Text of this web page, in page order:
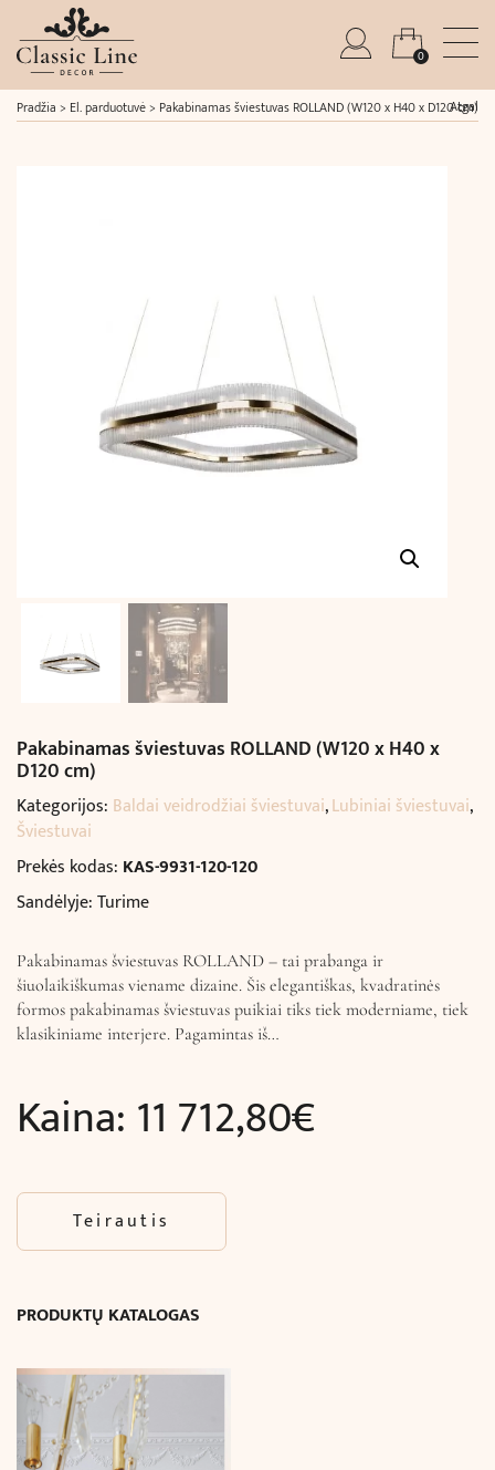
0
Pradžia > El. parduotuvė> Pakabinamas šviestuvas ROLLAND (W120 x H40 x D120 cm)
Atgal
Pakabinamas šviestuvas ROLLAND (W120 x H40 x
D120 cm)
Kategorijos: Baldai veidrodžiai šviestuvai,Lubiniai šviestuvai,
Šviestuvai
Prekės kodas: KAS-9931-120-120
Sandėlyje: Turime
Pakabinamas šviestuvas ROLLAND – tai prabanga ir
šiuolaikiškumas viename dizaine. Šis elegantiškas, kvadratinės
formos pakabinamas šviestuvas puikiai tiks tiek moderniame, tiek
klasikiniame interjere. Pagamintas iš…
Kaina: 11 712,80€
Teirautis
PRODUKTŲ KATALOGAS